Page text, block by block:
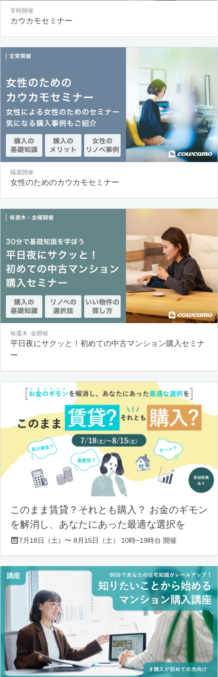
常時開催
カウカモセミナー
隔週開催
女性のためのカウカモセミナー
毎週木･金開催
平日夜にサクッと！初めての中古マンション購入セミナ
ー
このまま賃貸？それとも購入？ お金のギモン
を解消し、あなたにあった最適な選択を
7月18日（土）〜 8月15日（土） 10時~19時台 開催